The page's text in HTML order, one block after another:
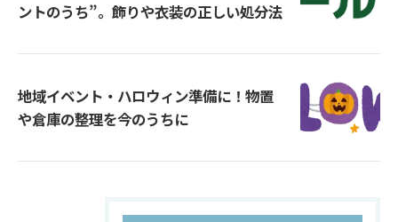
ントのうち”。飾りや衣装の正しい処分法
地域イベント・ハロウィン準備に！物置
や倉庫の整理を今のうちに